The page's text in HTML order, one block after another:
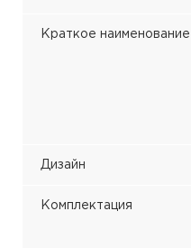
Краткое наименование
Дизайн
Комплектация